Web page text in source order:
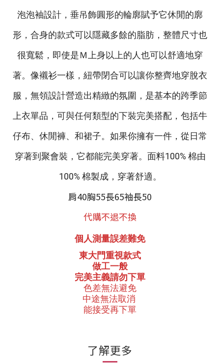
泡泡袖設計，垂吊飾圓形的輪廓賦予它休閒的廓
形，合身的款式可以隱藏多餘的脂肪，整體尺寸也
很寬鬆，即使是Ｍ上身以上的人也可以舒適地穿
著。像襯衫一樣，紐帶閉合可以讓你整齊地穿脫衣
服，無領設計營造出精緻的氛圍，是基本的跨季節
上衣單品，可與任何類型的下裝完美搭配，包括牛
仔布、休閒褲、和裙子。如果你擁有一件，從日常
穿著到聚會裝，它都能完美穿著。面料100% 棉由
100% 棉製成，穿著舒適。
肩40胸55長65袖長50
代購不退不換
個人測量誤差難免
東大門重視款式
做工一般
完美主義請勿下單
色差無法避免
中途無法取消
能接受再下單
了解更多